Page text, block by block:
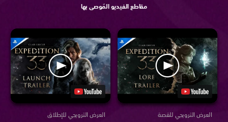
مقاطع الفيديو المُوصى بها
العرض الترويجي للإطلاق العرض الترويجي للقصة